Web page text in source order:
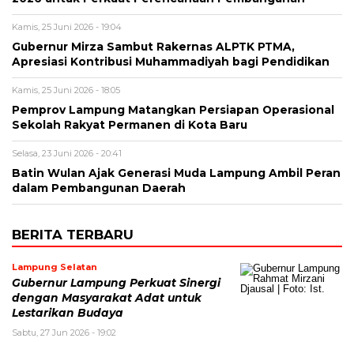
Kamis, 25 Juni 2026 - 19:04
Gubernur Mirza Sambut Rakernas ALPTK PTMA,
Apresiasi Kontribusi Muhammadiyah bagi Pendidikan
Kamis, 25 Juni 2026 - 18:05
Pemprov Lampung Matangkan Persiapan Operasional
Sekolah Rakyat Permanen di Kota Baru
Selasa, 23 Juni 2026 - 20:41
Batin Wulan Ajak Generasi Muda Lampung Ambil Peran
dalam Pembangunan Daerah
BERITA TERBARU
Lampung Selatan
Gubernur Lampung Perkuat Sinergi
dengan Masyarakat Adat untuk
Lestarikan Budaya
Sabtu, 27 Jun 2026 - 19:02